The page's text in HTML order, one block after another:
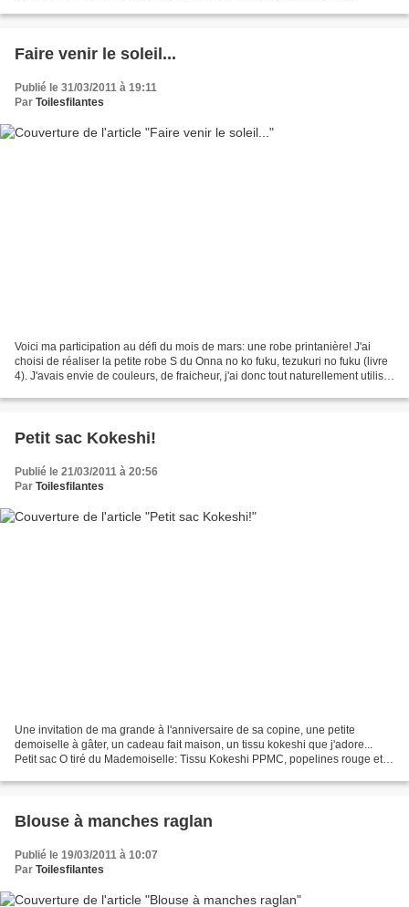
Faire venir le soleil...
Publié le 31/03/2011 à 19:11
Par Toilesfilantes
Voici ma participation au défi du mois de mars: une robe printanière! J'ai
choisi de réaliser la petite robe S du Onna no ko fuku, tezukuri no fuku (livre
4). J'avais envie de couleurs, de fraicheur, j'ai donc tout naturellement utilisé
Petit sac Kokeshi!
Publié le 21/03/2011 à 20:56
Par Toilesfilantes
Une invitation de ma grande à l'anniversaire de sa copine, une petite
demoiselle à gâter, un cadeau fait maison, un tissu kokeshi que j'adore...
Petit sac O tiré du Mademoiselle: Tissu Kokeshi PPMC, popelines rouge et
Blouse à manches raglan
Publié le 19/03/2011 à 10:07
Par Toilesfilantes